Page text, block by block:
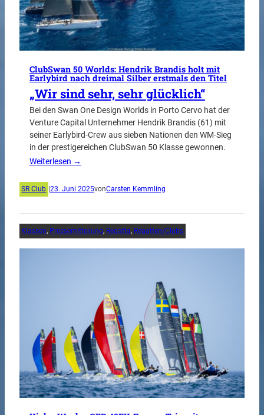
ClubSwan 50 Worlds: Hendrik Brandis holt mit
Earlybird nach dreimal Silber erstmals den Titel
„Wir sind sehr, sehr glücklich“
Bei den Swan One Design Worlds in Porto Cervo hat der
Venture Capital Unternehmer Hendrik Brandis (61) mit
seiner Earlybird-Crew aus sieben Nationen den WM-Sieg
in der prestigereichen ClubSwan 50 Klasse gewonnen.
Weiterlesen →
SR Club 23. Juni 2025vonCarsten Kemmling
Klassen, Pressemitteilung, Regatta, Regatten/Clubs